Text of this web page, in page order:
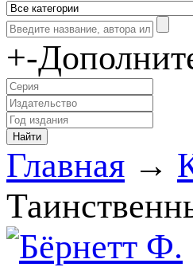
+-
Главная →